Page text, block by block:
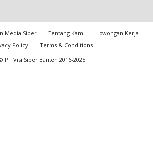
Media Siber Tentang Kami
Lowongan Kerja
Policy
Terms & Conditions
PT Visi Siber Banten 2016-2025